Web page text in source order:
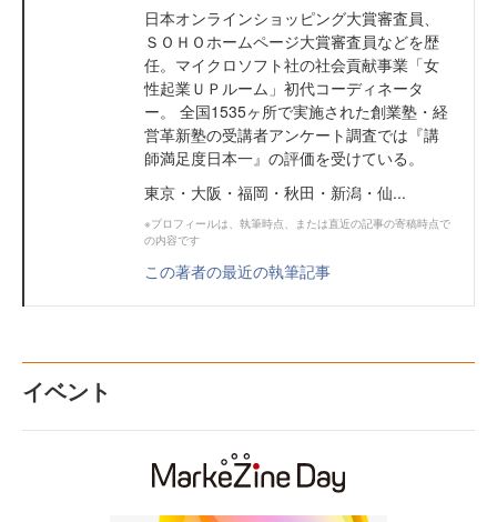
日本オンラインショッピング大賞審査員、
ＳＯＨＯホームページ大賞審査員などを歴
任。マイクロソフト社の社会貢献事業「女
性起業ＵＰルーム」初代コーディネータ
ー。 全国1535ヶ所で実施された創業塾・経
営革新塾の受講者アンケート調査では『講
師満足度日本一』の評価を受けている。
東京・大阪・福岡・秋田・新潟・仙...
※プロフィールは、執筆時点、または直近の記事の寄稿時点で
の内容です
この著者の最近の執筆記事
イベント